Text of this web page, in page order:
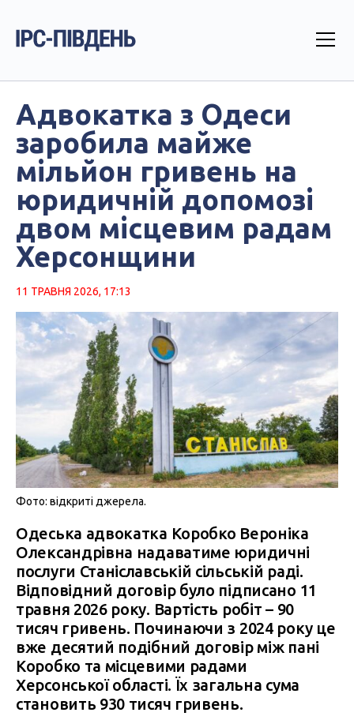
Адвокатка з Одеси
заробила майже
мільйон гривень на
юридичній допомозі
двом місцевим радам
Херсонщини
11 ТРАВНЯ 2026, 17:13
Фото: відкриті джерела.
Одеська адвокатка Коробко Вероніка
Олександрівна надаватиме юридичні
послуги Станіславській сільській раді.
Відповідний договір було підписано 11
травня 2026 року. Вартість робіт – 90
тисяч гривень. Починаючи з 2024 року це
вже десятий подібний договір між пані
Коробко та місцевими радами
Херсонської області. Їх загальна сума
становить 930 тисяч гривень.